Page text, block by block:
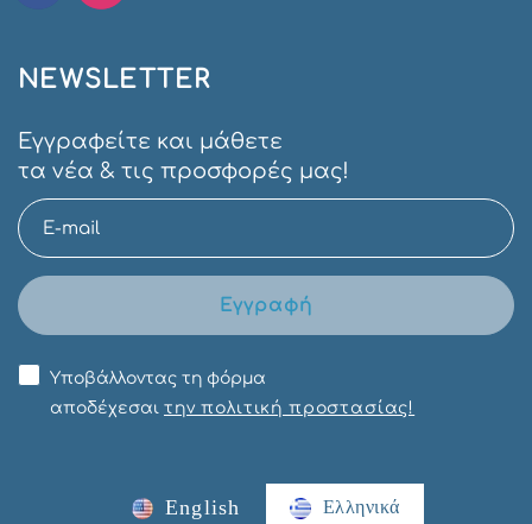
NEWSLETTER
Εγγραφείτε και μάθετε
τα νέα & τις προσφορές μας!
Εγγραφή
Υποβάλλοντας τη φόρμα
αποδέχεσαι την πολιτική προστασίας!
English Ελληνικά